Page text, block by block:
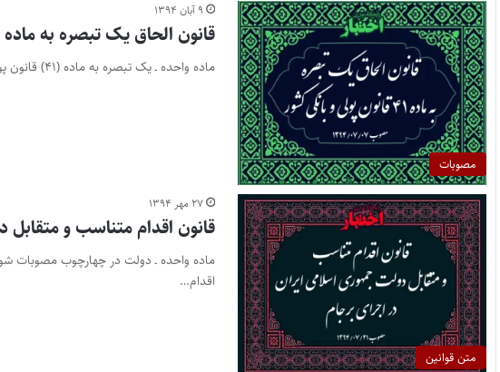
مصوبات
۹ آبان ۱۳۹۴
قانون الحاق یک تبصره به ماده ۴۱ قانون پولی و بانکی کشور
ماده واحده ـ یک تبصره به ماده (۴۱) قانون پولی و بانکی کشور مصوب ۱۳۵۱/۴/۱۸ الحاق می‌شود: تبصره ـ مواد…
متن قوانین
۲۷ مهر ۱۳۹۴
قانون اقدام متناسب و
ماده واحده ـ دولت در چهارچوب مصوبات
اقدام…